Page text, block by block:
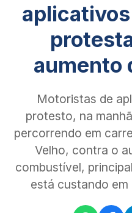
aumento
Motoristas de
protesto, na
percorrendo em
Velho, contra o
combustível,
está custando